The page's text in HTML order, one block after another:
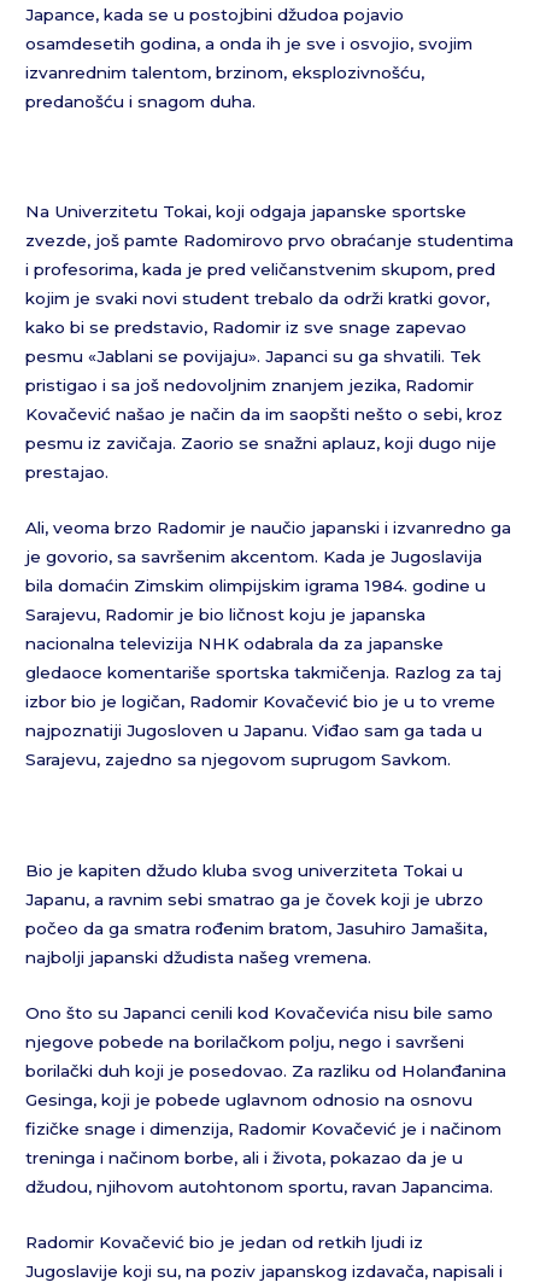
Japance, kada se u postojbini džudoa pojavio
osamdesetih godina, a onda ih je sve i osvojio, svojim
izvanrednim talentom, brzinom, eksplozivnošću,
predanošću i snagom duha.
Na Univerzitetu Tokai, koji odgaja japanske sportske
zvezde, još pamte Radomirovo prvo obraćanje studentima
i profesorima, kada je pred veličanstvenim skupom, pred
kojim je svaki novi student trebalo da održi kratki govor,
kako bi se predstavio, Radomir iz sve snage zapevao
pesmu «Jablani se povijaju». Japanci su ga shvatili. Tek
pristigao i sa još nedovoljnim znanjem jezika, Radomir
Kovačević našao je način da im saopšti nešto o sebi, kroz
pesmu iz zavičaja. Zaorio se snažni aplauz, koji dugo nije
prestajao.
Ali, veoma brzo Radomir je naučio japanski i izvanredno ga
je govorio, sa savršenim akcentom. Kada je Jugoslavija
bila domaćin Zimskim olimpijskim igrama 1984. godine u
Sarajevu, Radomir je bio ličnost koju je japanska
nacionalna televizija NHK odabrala da za japanske
gledaoce komentariše sportska takmičenja. Razlog za taj
izbor bio je logičan, Radomir Kovačević bio je u to vreme
najpoznatiji Jugosloven u Japanu. Viđao sam ga tada u
Sarajevu, zajedno sa njegovom suprugom Savkom.
Bio je kapiten džudo kluba svog univerziteta Tokai u
Japanu, a ravnim sebi smatrao ga je čovek koji je ubrzo
počeo da ga smatra rođenim bratom, Jasuhiro Jamašita,
najbolji japanski džudista našeg vremena.
Ono što su Japanci cenili kod Kovačevića nisu bile samo
njegove pobede na borilačkom polju, nego i savršeni
borilački duh koji je posedovao. Za razliku od Holanđanina
Gesinga, koji je pobede uglavnom odnosio na osnovu
fizičke snage i dimenzija, Radomir Kovačević je i načinom
treninga i načinom borbe, ali i života, pokazao da je u
džudou, njihovom autohtonom sportu, ravan Japancima.
Radomir Kovačević bio je jedan od retkih ljudi iz
Jugoslavije koji su, na poziv japanskog izdavača, napisali i